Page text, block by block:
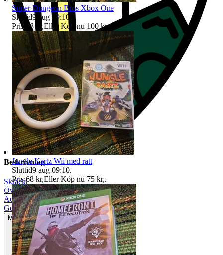
Beskrivning
Skräck|
Överlevnad|
Action|
Gott använt skick
Mindre tecken på användning
Super Dungeon Bros Xbox One
Sluttid9 aug 09:10
Pris:
98 kr ,Eller Köp nu 100 kr,.
Jungle Kartz Wii med ratt
Sluttid9 aug 09:10.
Pris:68 kr,Eller Köp nu 75 kr,.